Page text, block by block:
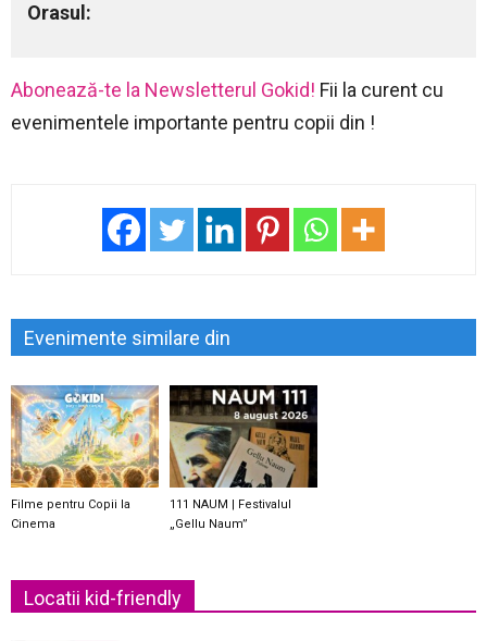
Orasul:
Abonează-te la Newsletterul Gokid! Fii la curent cu
evenimentele importante pentru copii din !
Evenimente similare din
Filme pentru Copii la
Cinema
111 NAUM | Festivalul
„Gellu Naum”
Locatii kid-friendly